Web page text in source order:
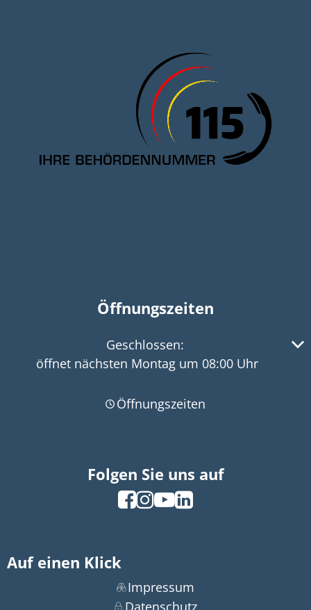
Öffnungszeiten
Klicken, um weitere Öffnungs- oder Schließzeiten
Geschlossen:
öffnet nächsten Montag um 08:00 Uhr
Öffnungszeiten
Folgen Sie uns auf
Auf einen Klick
Impressum
Datenschutz